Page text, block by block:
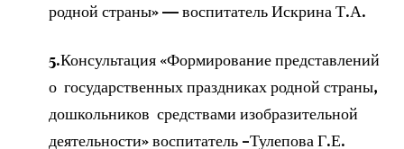
родной страны» — воспитатель Искрина Т.А.
5.Консультация «Формирование представлений
о государственных праздниках родной страны,
дошкольников средствами изобразительной
деятельности» воспитатель –Тулепова Г.Е.